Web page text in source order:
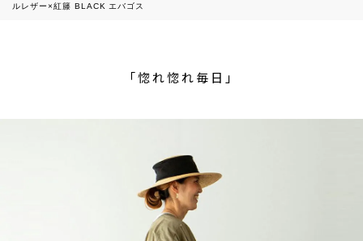
ルレザー×紅籐 BLACK エバゴス
「惚れ惚れ毎日」